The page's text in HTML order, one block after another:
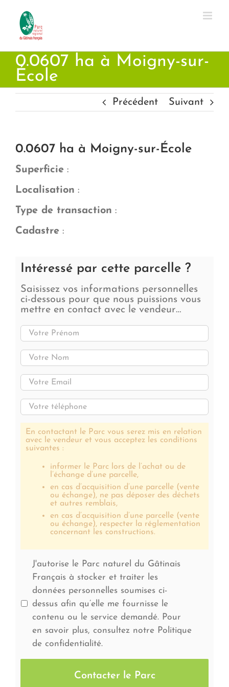
contenu
0.0607 ha à Moigny-sur-
École
Précédent Suivant
0.0607 ha à Moigny-sur-École
Superficie :
Localisation :
Type de transaction :
Cadastre :
Intéressé par cette parcelle ?
Saisissez vos informations personnelles
ci-dessous pour que nous puissions vous
mettre en contact avec le vendeur…
En contactant le Parc vous serez mis en relation
avec le vendeur et vous acceptez les conditions
suivantes :
informer le Parc lors de l’achat ou de
l’échange d’une parcelle,
en cas d’acquisition d’une parcelle (vente
ou échange), ne pas déposer des déchets
et autres remblais,
en cas d’acquisition d’une parcelle (vente
ou échange), respecter la réglementation
concernant les constructions.
J'autorise le Parc naturel du Gâtinais
Français à stocker et traiter les
données personnelles soumises ci-
dessus afin qu’elle me fournisse le
contenu ou le service demandé. Pour
en savoir plus, consultez notre Politique
de confidentialité.